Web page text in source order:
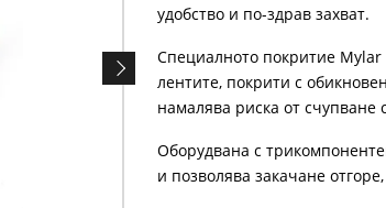
удобство и по-здрав захват.
Специалното покритие Mylar
лентите, покрити с
намалява риска от счупване
Оборудвана с
и позволява закачане